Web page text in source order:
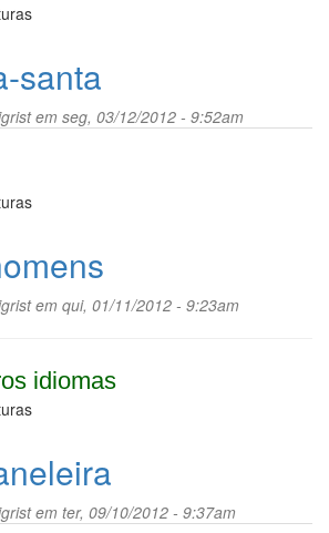
santa
em seg, 03/12/2012 - 9:52am
em qui, 01/11/2012 - 9:23am
idiomas
em ter, 09/10/2012 - 9:37am